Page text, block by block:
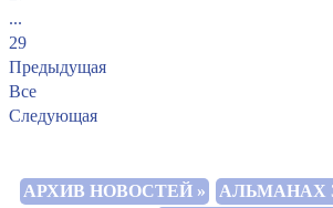
...
29
Предыдущая
Все
Следующая
АРХИВ НОВОСТЕЙ »
АЛЬМАНАХ